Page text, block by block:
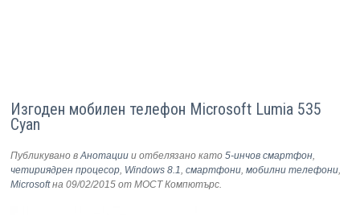
Изгоден мобилен телефон Microsoft Lumia 535
Cyan
Публикувано вАнотации и отбелязано като5-инчов смартфон,
четириядрен процесор, Windows 8.1,смартфони,мобилни телефони,
Microsoftна 09/02/2015 от МОСТ Компютърс.